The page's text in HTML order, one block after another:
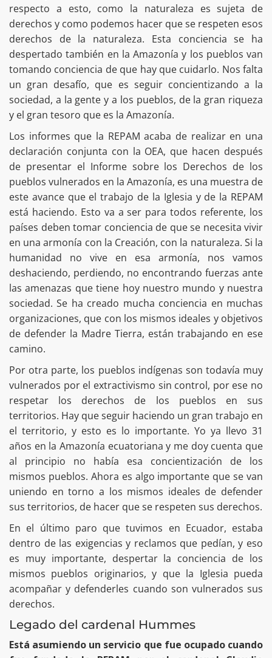
respecto a esto, como la naturaleza es sujeta de
derechos y como podemos hacer que se respeten esos
derechos de la naturaleza. Esta conciencia se ha
despertado también en la Amazonía y los pueblos van
tomando conciencia de que hay que cuidarlo. Nos falta
un gran desafío, que es seguir concientizando a la
sociedad, a la gente y a los pueblos, de la gran riqueza
y el gran tesoro que es la Amazonía.
Los informes que la REPAM acaba de realizar en una
declaración conjunta con la OEA, que hacen después
de presentar el Informe sobre los Derechos de los
pueblos vulnerados en la Amazonía, es una muestra de
este avance que el trabajo de la Iglesia y de la REPAM
está haciendo. Esto va a ser para todos referente, los
países deben tomar conciencia de que se necesita vivir
en una armonía con la Creación, con la naturaleza. Si la
humanidad no vive en esa armonía, nos vamos
deshaciendo, perdiendo, no encontrando fuerzas ante
las amenazas que tiene hoy nuestro mundo y nuestra
sociedad. Se ha creado mucha conciencia en muchas
organizaciones, que con los mismos ideales y objetivos
de defender la Madre Tierra, están trabajando en ese
camino.
Por otra parte, los pueblos indígenas son todavía muy
vulnerados por el extractivismo sin control, por ese no
respetar los derechos de los pueblos en sus
territorios. Hay que seguir haciendo un gran trabajo en
el territorio, y esto es lo importante. Yo ya llevo 31
años en la Amazonía ecuatoriana y me doy cuenta que
al principio no había esa concientización de los
mismos pueblos. Ahora es algo importante que se van
uniendo en torno a los mismos ideales de defender
sus territorios, de hacer que se respeten sus derechos.
En el último paro que tuvimos en Ecuador, estaba
dentro de las exigencias y reclamos que pedían, y eso
es muy importante, despertar la conciencia de los
mismos pueblos originarios, y que la Iglesia pueda
acompañar y defenderles cuando son vulnerados sus
derechos.
Legado del cardenal Hummes
Está asumiendo un servicio que fue ocupado cuando